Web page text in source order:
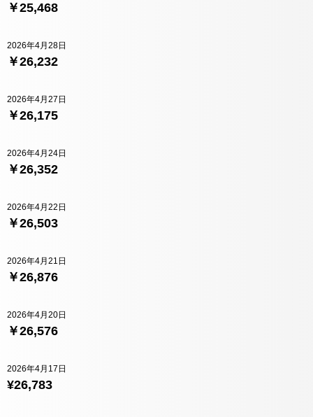
￥25,468
￥26,232
2026年4月28日
￥26,175
2026年4月27日
￥26,352
2026年4月24日
￥26,503
2026年4月22日
￥26,876
2026年4月21日
￥26,576
2026年4月20日
¥26,783
2026年4月17日